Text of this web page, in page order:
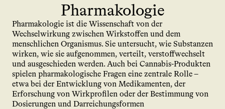
Pharmakologie
Pharmakologie ist die Wissenschaft von der
Wechselwirkung zwischen Wirkstoffen und dem
menschlichen Organismus. Sie untersucht, wie Substanzen
wirken, wie sie aufgenommen, verteilt, verstoffwechselt
und ausgeschieden werden. Auch bei Cannabis-Produkten
spielen pharmakologische Fragen eine zentrale Rolle –
etwa bei der Entwicklung von Medikamenten, der
Erforschung von Wirkprofilen oder der Bestimmung von
Dosierungen und Darreichungsformen